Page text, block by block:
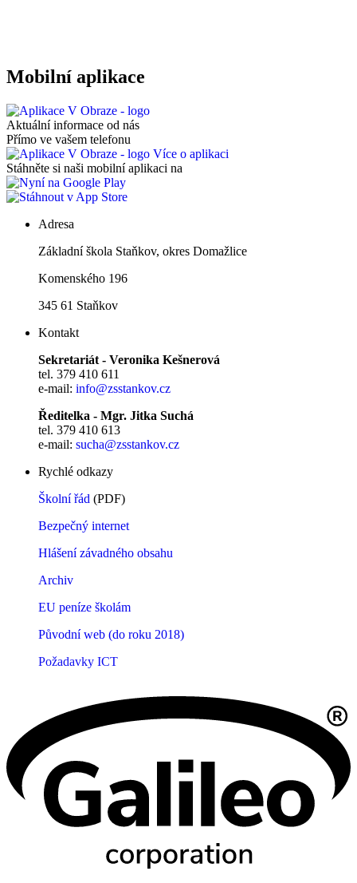
Mobilní aplikace
Aktuální informace od nás
Přímo ve vašem telefonu
Více o aplikaci
Stáhněte si naši mobilní aplikaci na
Adresa
Základní škola Staňkov, okres Domažlice
Komenského 196
345 61 Staňkov
Kontakt
Sekretariát - Veronika Kešnerová
tel. 379 410 611
e-mail: info@zsstankov.cz
Ředitelka - Mgr. Jitka Suchá
tel. 379 410 613
e-mail: sucha@zsstankov.cz
Rychlé odkazy
Školní řád (PDF)
Bezpečný internet
Hlášení závadného obsahu
Archiv
EU peníze školám
Původní web (do roku 2018)
Požadavky ICT